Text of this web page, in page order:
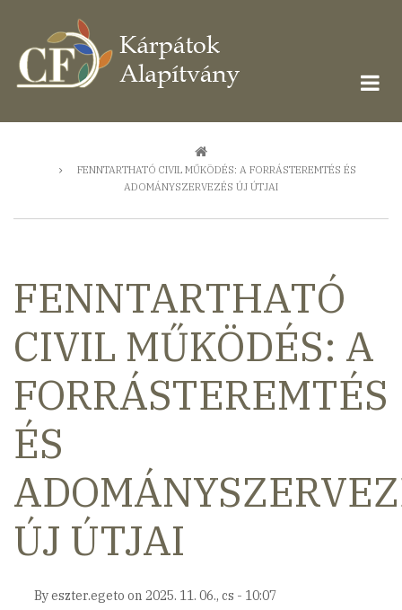
tartalomra
FENNTARTHATÓ CIVIL MŰKÖDÉS: A FORRÁSTEREMTÉS ÉS
ADOMÁNYSZERVEZÉS ÚJ ÚTJAI
FENNTARTHATÓ
CIVIL MŰKÖDÉS: A
FORRÁSTEREMTÉS
ÉS
ÚJ ÚTJAI
Byeszter.egeto on 2025. 11. 06., cs - 10:07